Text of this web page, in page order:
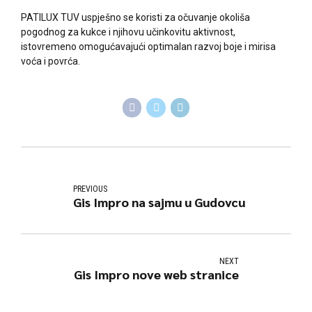
PATILUX TUV uspješno se koristi za očuvanje okoliša
pogodnog za kukce i njihovu učinkovitu aktivnost,
istovremeno omogućavajući optimalan razvoj boje i mirisa
voća i povrća.
PREVIOUS
Gis Impro na sajmu u Gudovcu
NEXT
Gis Impro nove web stranice